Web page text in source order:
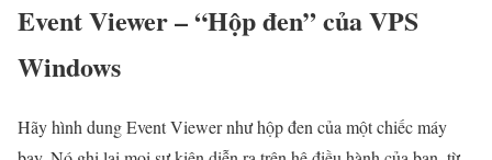
Event Viewer – “Hộp đen” của VPS
Windows
Hãy hình dung Event Viewer như hộp đen của một chiếc máy